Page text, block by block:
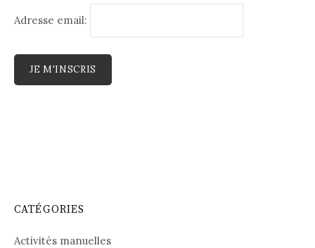
Adresse email:
CATÉGORIES
Activités manuelles